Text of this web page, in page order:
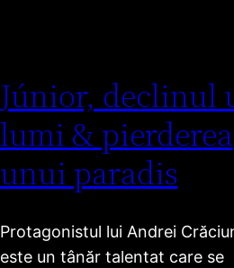
Júnior, declinul
lumi & pierderea
unui paradis
Protagonistul lui Andrei
este un tânăr talentat care se